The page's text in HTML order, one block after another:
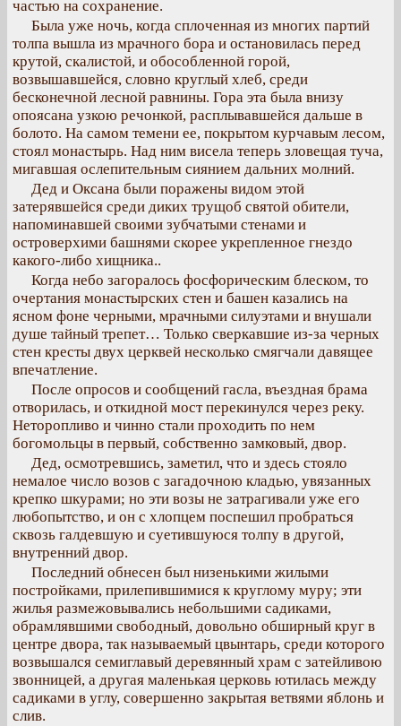
частью на сохранение.
Была уже ночь, когда сплоченная из многих партий
толпа вышла из мрачного бора и остановилась перед
крутой, скалистой, и обособленной горой,
возвышавшейся, словно круглый хлеб, среди
бесконечной лесной равнины. Гора эта была внизу
опоясана узкою речонкой, расплывавшейся дальше в
болото. На самом темени ее, покрытом курчавым лесом,
стоял монастырь. Над ним висела теперь зловещая туча,
мигавшая ослепительным сиянием дальних молний.
Дед и Оксана были поражены видом этой
затерявшейся среди диких трущоб святой обители,
напоминавшей своими зубчатыми стенами и
островерхими башнями скорее укрепленное гнездо
какого-либо хищника..
Когда небо загоралось фосфорическим блеском, то
очертания монастырских стен и башен казались на
ясном фоне черными, мрачными силуэтами и внушали
душе тайный трепет… Только сверкавшие из-за черных
стен кресты двух церквей несколько смягчали давящее
впечатление.
После опросов и сообщений гасла, въездная брама
отворилась, и откидной мост перекинулся через реку.
Неторопливо и чинно стали проходить по нем
богомольцы в первый, собственно замковый, двор.
Дед, осмотревшись, заметил, что и здесь стояло
немалое число возов с загадочною кладью, увязанных
крепко шкурами; но эти возы не затрагивали уже его
любопытство, и он с хлопцем поспешил пробраться
сквозь галдевшую и суетившуюся толпу в другой,
внутренний двор.
Последний обнесен был низенькими жилыми
постройками, прилепившимися к круглому муру; эти
жилья размежовывались небольшими садиками,
обрамлявшими свободный, довольно обширный круг в
центре двора, так называемый цвынтарь, среди которого
возвышался семиглавый деревянный храм с затейливою
звонницей, а другая маленькая церковь ютилась между
садиками в углу, совершенно закрытая ветвями яблонь и
слив.